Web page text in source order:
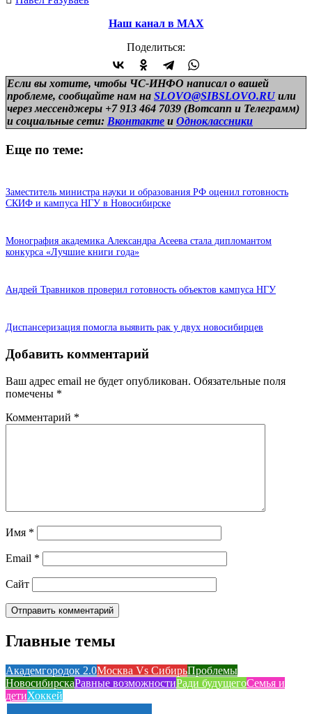
Наш канал в МАХ
Поделиться:
Если вы хотите, чтобы ЧС-ИНФО написал о вашей
проблеме, сообщайте нам на SLOVO@SIBSLOVO.RU или
через мессенджеры +7 913 464 7039 (Вотсапп и Телеграмм)
и социальные сети: Вконтакте и Одноклассники
Еще по теме:
Заместитель министра науки и образования РФ оценил готовность
СКИФ и кампуса НГУ в Новосибирске
Монография академика Александра Асеева стала дипломантом
конкурса «Лучшие книги года»
Андрей Травников проверил готовность объектов кампуса НГУ
Диспансеризация помогла выявить рак у двух новосибирцев
Добавить комментарий
Ваш адрес email не будет опубликован. Обязательные поля
помечены *
Комментарий *
Имя *
Email *
Сайт
Главные темы
Академгородок 2.0Москва Vs СибирьПроблемы
НовосибирскаРавные возможностиРади будущегоСемья и
детиХоккей